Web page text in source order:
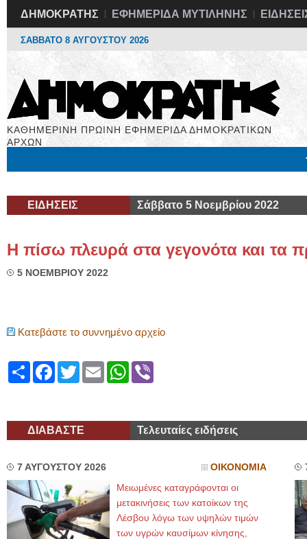
ΔΗΜΟΚΡΑΤΗΣ ΕΦΗΜΕΡΙΔΑ ΜΥΤΙΛΗΝΗΣ
ΣΑΒΒΑΤΟ 8 ΑΥΓΟΥΣΤΟΥ 2026
ΚΑΘΗΜΕΡΙΝΗ ΠΡΩΙΝΗ ΕΦΗΜΕΡΙΔΑ ΔΗΜΟΚΡΑΤΙΚΩΝ
ΑΡΧΩΝ
ΕΙΔΗΣΕΙΣ Σάββατο 5 Νοεμβρίου 2022
Η πίσω πλευρά στα γεγονότα και τα
5 ΝΟΕΜΒΡΙΟΥ 2022
Κατεβάστε το συννημένο αρχείο
ShareFacebook
TwitterEmailWhatsApp
ΔΙΑΒΑΣΤΕ Τελευταίες ειδήσεις
7 ΑΥΓΟΥΣΤΟΥ 2026 ΟΙΚΟΝΟΜΙΑ
Μειωμένες καταγράφονται οι
μετακινήσεις των κατοίκων της
Λέσβου λόγω των υψηλών τιμών
των υγρών καυσίμων κίνησης,